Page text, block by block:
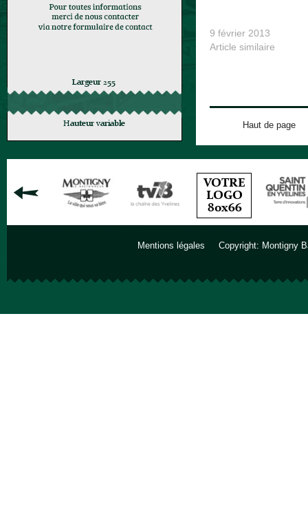
9 février 2013
Article similaire
Haut de page
Mentions légales Copyright: Montigny